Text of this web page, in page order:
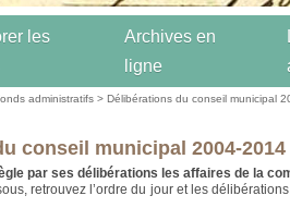
les
Archives en
ligne
administratifs > Délibérations du conseil municipal
conseil municipal 2004-2014
par ses délibérations les affaires de la
retrouvez l’ordre du jour et les